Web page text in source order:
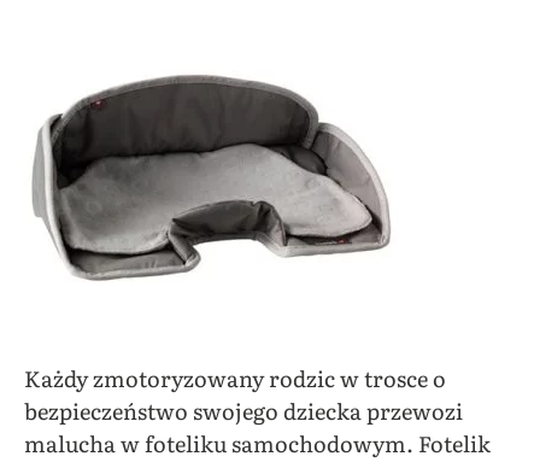
Każdy zmotoryzowany rodzic w trosce o
bezpieczeństwo swojego dziecka przewozi
malucha w foteliku samochodowym. Fotelik